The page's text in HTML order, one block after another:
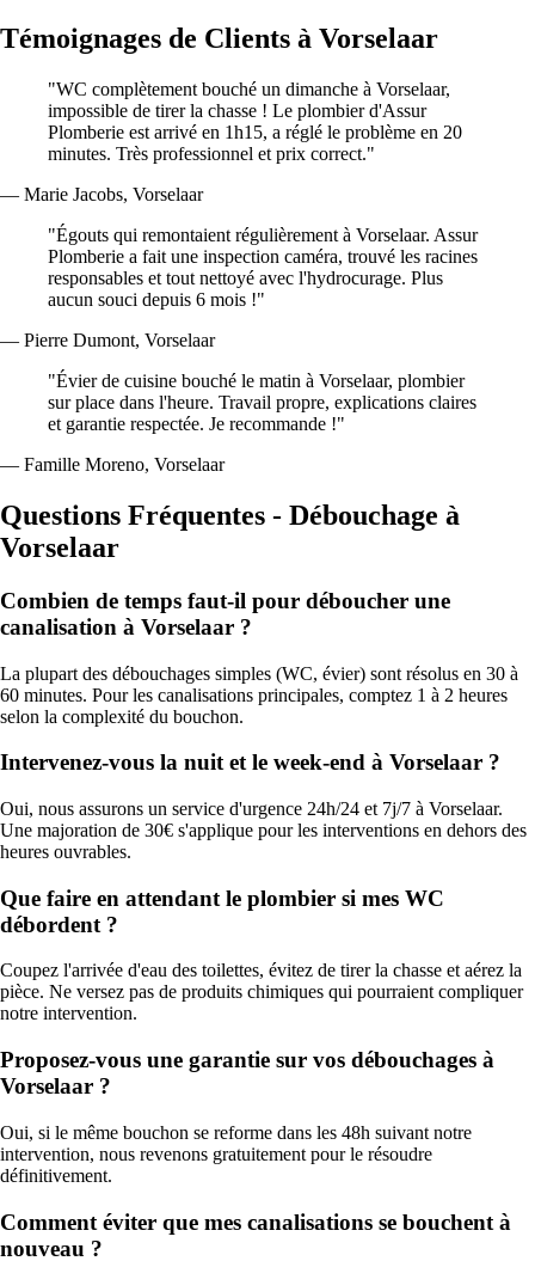
Témoignages de Clients à Vorselaar
"WC complètement bouché un dimanche à Vorselaar,
impossible de tirer la chasse ! Le plombier d'Assur
Plomberie est arrivé en 1h15, a réglé le problème en 20
minutes. Très professionnel et prix correct."
— Marie Jacobs, Vorselaar
"Égouts qui remontaient régulièrement à Vorselaar. Assur
Plomberie a fait une inspection caméra, trouvé les racines
responsables et tout nettoyé avec l'hydrocurage. Plus
aucun souci depuis 6 mois !"
— Pierre Dumont, Vorselaar
"Évier de cuisine bouché le matin à Vorselaar, plombier
sur place dans l'heure. Travail propre, explications claires
et garantie respectée. Je recommande !"
— Famille Moreno, Vorselaar
Questions Fréquentes - Débouchage à
Vorselaar
Combien de temps faut-il pour déboucher une
canalisation à Vorselaar ?
La plupart des débouchages simples (WC, évier) sont résolus en 30 à
60 minutes. Pour les canalisations principales, comptez 1 à 2 heures
selon la complexité du bouchon.
Intervenez-vous la nuit et le week-end à Vorselaar ?
Oui, nous assurons un service d'urgence 24h/24 et 7j/7 à Vorselaar.
Une majoration de 30€ s'applique pour les interventions en dehors des
heures ouvrables.
Que faire en attendant le plombier si mes WC
débordent ?
Coupez l'arrivée d'eau des toilettes, évitez de tirer la chasse et aérez la
pièce. Ne versez pas de produits chimiques qui pourraient compliquer
notre intervention.
Proposez-vous une garantie sur vos débouchages à
Vorselaar ?
Oui, si le même bouchon se reforme dans les 48h suivant notre
intervention, nous revenons gratuitement pour le résoudre
définitivement.
Comment éviter que mes canalisations se bouchent à
nouveau ?